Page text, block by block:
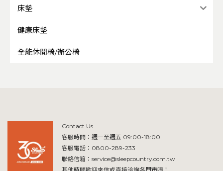
床墊
健康床墊
全能休閒椅/辦公椅
Contact Us
客服時間：週一至週五 09:00-18:00
客服電話： 0800-289-233
聯絡信箱： service@sleepcountry.com.tw